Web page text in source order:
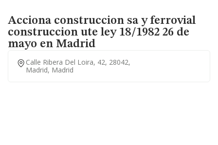
Acciona construccion sa y ferrovial
construccion ute ley 18/1982 26 de
mayo en Madrid
Calle Ribera Del Loira, 42, 28042,
Madrid, Madrid